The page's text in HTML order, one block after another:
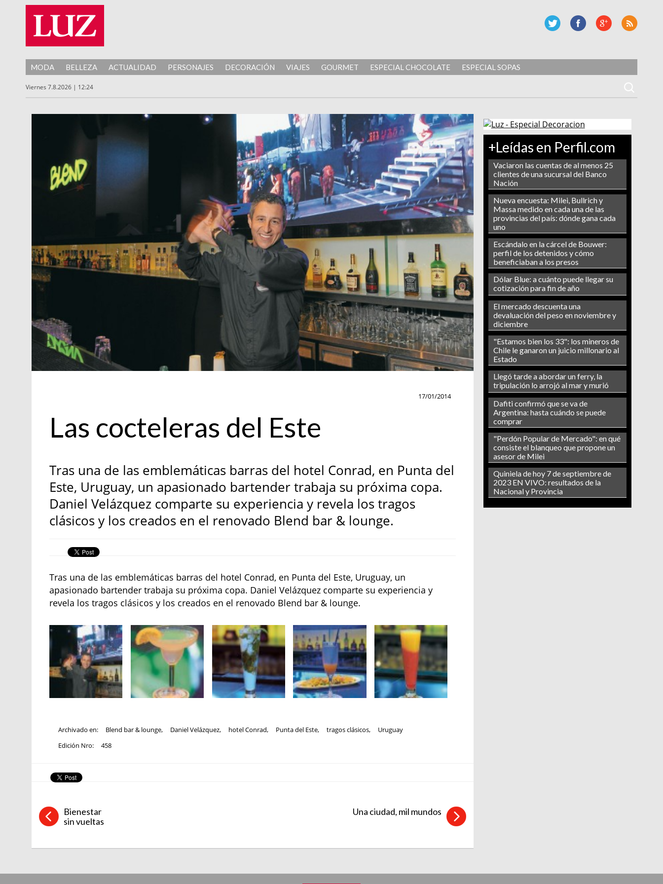
MODA BELLEZA ACTUALIDAD PERSONAJES DECORACIÓN VIAJES GOURMET ESPECIAL CHOCOLATE ESPECIAL SOPAS
Viernes 7.8.2026 | 12:24
+Leídas en Perfil.com
Vaciaron las cuentas de al menos 25
clientes de una sucursal del Banco
Nación
Nueva encuesta: Milei, Bullrich y
Massa medido en cada una de las
provincias del país: dónde gana cada
uno
Escándalo en la cárcel de Bouwer:
perfil de los detenidos y cómo
beneficiaban a los presos
Dólar Blue: a cuánto puede llegar su
cotización para fin de año
El mercado descuenta una
devaluación del peso en noviembre y
diciembre
"Estamos bien los 33": los mineros de
Chile le ganaron un juicio millonario al
Estado
Llegó tarde a abordar un ferry, la
tripulación lo arrojó al mar y murió
Dafiti confirmó que se va de
Argentina: hasta cuándo se puede
comprar
"Perdón Popular de Mercado": en qué
consiste el blanqueo que propone un
asesor de Milei
Quiniela de hoy 7 de septiembre de
2023 EN VIVO: resultados de la
Nacional y Provincia
17/01/2014
Las cocteleras del Este
Tras una de las emblemáticas barras del hotel Conrad, en Punta del
Este, Uruguay, un apasionado bartender trabaja su próxima copa.
Daniel Velázquez comparte su experiencia y revela los tragos
clásicos y los creados en el renovado Blend bar & lounge.
Tras una de las emblemáticas barras del hotel Conrad, en Punta del Este, Uruguay, un
apasionado bartender trabaja su próxima copa. Daniel Velázquez comparte su experiencia y
revela los tragos clásicos y los creados en el renovado Blend bar & lounge.
Archivado en: Blend bar & lounge, Daniel Velázquez, hotel Conrad, Punta del Este, tragos clásicos,
Uruguay
Edición Nro:
458
Bienestar
sin vueltas
Una ciudad, mil mundos